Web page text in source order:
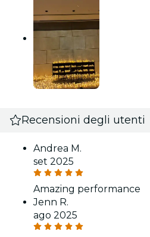
Recensioni degli utenti
Andrea M.
set 2025
Amazing performance
Jenn R.
ago 2025